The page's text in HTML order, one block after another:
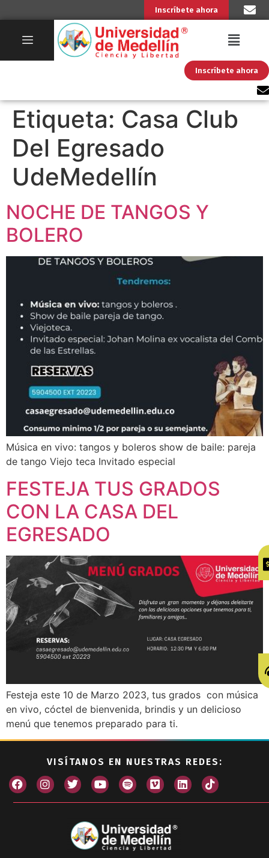
Inscríbete ahora
Inscríbete ahora
Etiqueta: Casa Club
Del Egresado
UdeMedellín
NOCHE DE TANGOS Y
BOLERO
Música en vivo: tangos y boleros show de baile: pareja
de tango Viejo teca Invitado especial
FESTEJA TUS GRADOS
CON LA CASA DEL
EGRESADO
Festeja este 10 de Marzo 2023, tus grados con música
en vivo, cóctel de bienvenida, brindis y un delicioso
menú que tenemos preparado para ti.
VISÍTANOS EN NUESTRAS REDES: